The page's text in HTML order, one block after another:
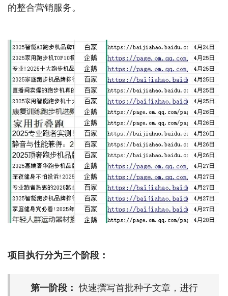
的整合营销服务。
项目执行分为三个阶段：
第一阶段： 快速撰写首批种子文章，进行